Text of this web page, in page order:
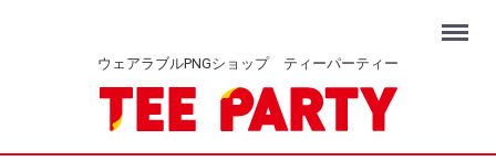
ウェアラブルPNGショップ ティーパーティー
Menu